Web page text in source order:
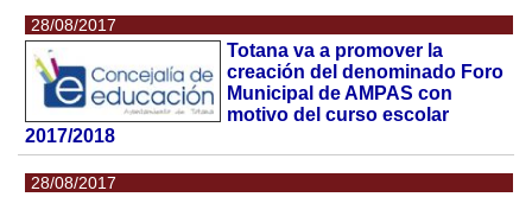
28/08/2017
Totana va a promover la
creación del denominado Foro
Municipal de AMPAS con
motivo del curso escolar
2017/2018
28/08/2017